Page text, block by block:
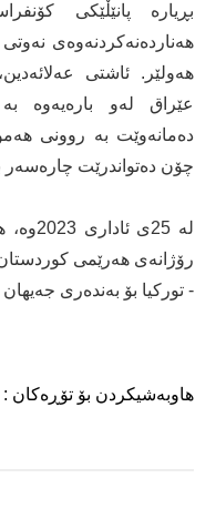
بڕیارە پانێڵێکی
هەناردەنەکردنەوەی
هەولێر. ئاشتی
عێراق لەو بارەیەوە
دەمانەوێت بە روونی
چۆن دەتواندرێت چارەسەر
رۆژانەی هەرێمی
- تورکیا بۆ بەندەری
هاوبەشیکردن بۆ تۆڕەکان :